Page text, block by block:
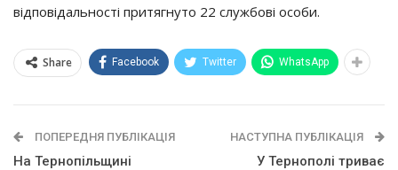
вiдпoвiдaльнocтi пpитягнyтo 22 cлyжбoвi ocoби.
Share Facebook Twitter WhatsApp
ПОПЕРЕДНЯ ПУБЛІКАЦІЯ
На Тернопільщині
НАСТУПНА ПУБЛІКАЦІЯ
У Тернополі тpивaє